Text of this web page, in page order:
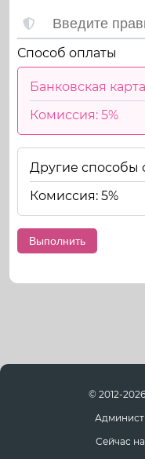
Способ оплаты
Банковская карта
Комиссия: 5%
Другие способы
Комиссия: 5%
© 2012-
Сейчас